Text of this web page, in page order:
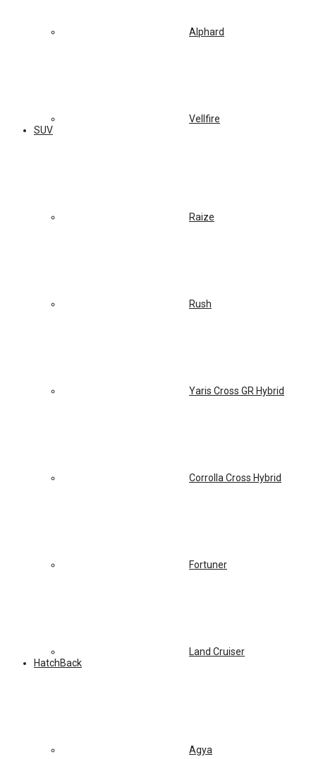
Alphard
Vellfire
SUV
Raize
Rush
Yaris Cross GR Hybrid
Corrolla Cross Hybrid
Fortuner
Land Cruiser
HatchBack
Agya